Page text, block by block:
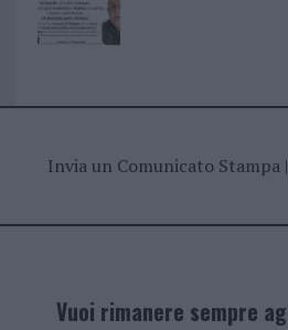
Invia un Comunicato Stampa|
Vuoi rimanere sempre